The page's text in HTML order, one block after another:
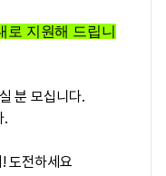
로 지원해 드립니
분 모십니다.
.
도전하세요